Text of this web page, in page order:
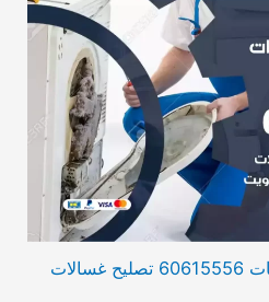
فني تصليح غسالات الشاليهات 60615556 تصليح غسالات